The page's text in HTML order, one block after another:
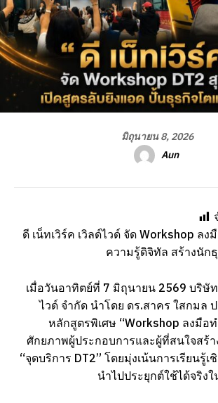
มิถุนายน 8, 2026
Aun
ดี เน็ทเวิร์ค เวิลด์ไวด์ จัด Workshop ลง
ความรู้ดิจิทัล สร้างนัก
เมื่อวันอาทิตย์ที่ 7 มิถุนายน 2569 บริษัท
ไวด์ จำกัด นำโดย ดร.สาคร ใสกมล
หลักสูตรพิเศษ “Workshop ลงมือ
ศักยภาพผู้ประกอบการและผู้ที่สนใจสร้า
“จุดบริการ DT2” โดยมุ่งเน้นการเรียนรู้
นำไปประยุกต์ใช้ได้จริง